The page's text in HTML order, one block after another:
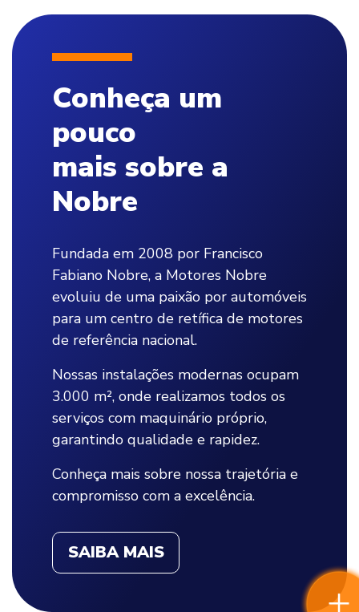
Conheça um
pouco
mais sobre a
Nobre
Fundada em 2008 por Francisco
Fabiano Nobre, a Motores Nobre
evoluiu de uma paixão por automóveis
para um centro de retífica de motores
de referência nacional.
Nossas instalações modernas ocupam
3.000 m², onde realizamos todos os
serviços com maquinário próprio,
garantindo qualidade e rapidez.
Conheça mais sobre nossa trajetória e
compromisso com a excelência.
SAIBA MAIS